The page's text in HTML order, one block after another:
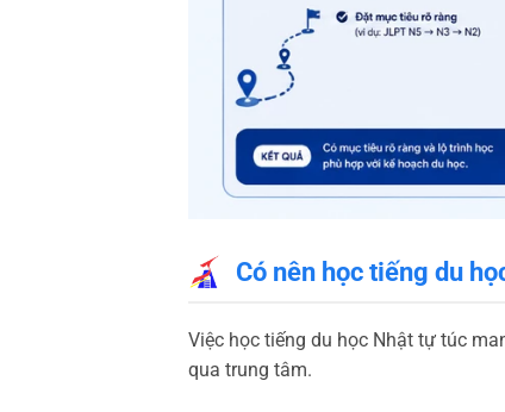
Có nên học tiếng du
Việc học tiếng du học Nhật tự túc
qua trung tâm.